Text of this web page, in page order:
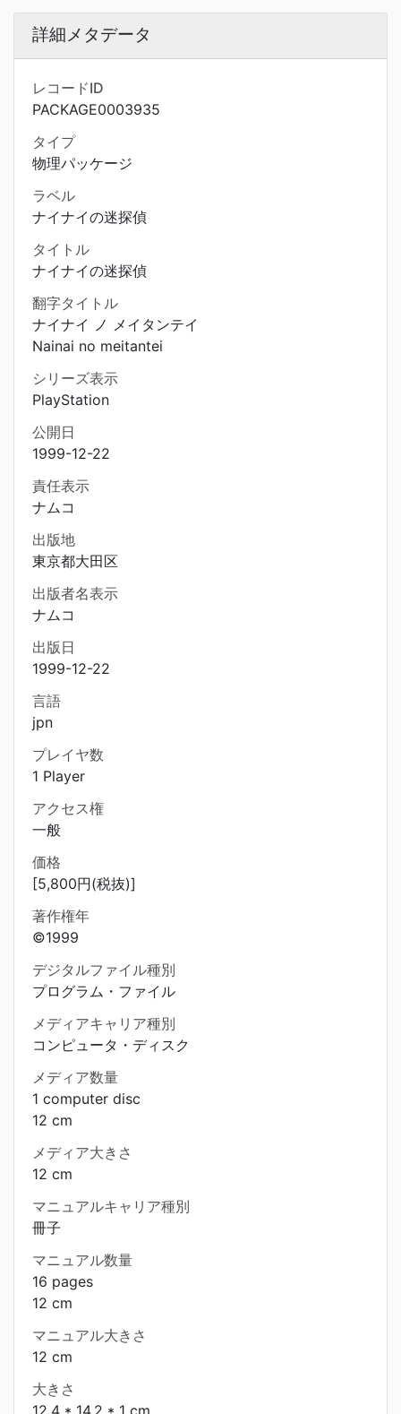
詳細メタデータ
レコードID
PACKAGE0003935
タイプ
物理パッケージ
ラベル
ナイナイの迷探偵
タイトル
ナイナイの迷探偵
翻字タイトル
ナイナイ ノ メイタンテイ
Nainai no meitantei
シリーズ表示
PlayStation
公開日
1999-12-22
責任表示
ナムコ
出版地
東京都大田区
出版者名表示
ナムコ
出版日
1999-12-22
言語
jpn
プレイヤ数
1 Player
アクセス権
一般
価格
[5,800円(税抜)]
著作権年
©1999
デジタルファイル種別
プログラム・ファイル
メディアキャリア種別
コンピュータ・ディスク
メディア数量
1 computer disc
12 cm
メディア大きさ
12 cm
マニュアルキャリア種別
冊子
マニュアル数量
16 pages
12 cm
マニュアル大きさ
12 cm
大きさ
12.4 * 14.2 * 1 cm